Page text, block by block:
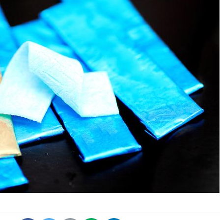
Grossesse et chaleur : ce
que dit la science
Le smartphone nuit-il à
l'apprentissage de la
lecture ?
Mordue par une tique en
vacances, elle reste dans
le coma pendant 42 jours